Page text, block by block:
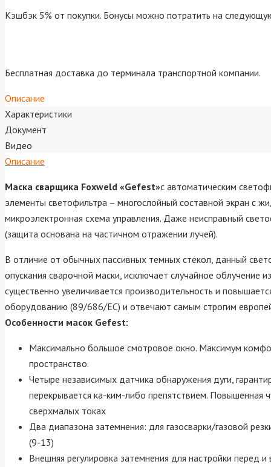
Кэшбэк 5% от покупки. Бонусы можно потратить на
Бесплатная доставка до терминала транспортной компании.
Описание
Характеристики
Документ
Видео
Описание
Маска сварщика Foxweld «Gefest»с автоматическим
элементы светофильтра – многослойный составной экран с
микроэлектронная схема управления. Даже неисправный
(защита основана на частичном отражении лучей).
В отличие от обычных пассивных темных стекол, данный
опускания сварочной маски, исключает случайное облучение
существенно увеличивается производительность и
оборудованию (89/686/EC) и отвечают самым строгим
Особенности масок Gefest:
Максимально большое смотровое окно. Максимум
пространство.
Четыре независимых датчика обнаружения дуги,
перекрывается ка-ким-либо препятствием. Повышенная
сверхмалых токах
Два диапазона затемнения: для газосварки/газовой
(9-13)
Внешняя регулировка затемнения для настройки перед